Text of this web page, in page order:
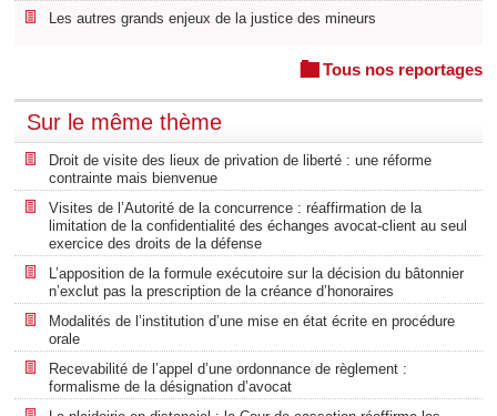
Les autres grands enjeux de la justice des mineurs
Tous nos reportages
Sur le même thème
Droit de visite des lieux de privation de liberté : une réforme
contrainte mais bienvenue
Visites de l’Autorité de la concurrence : réaffirmation de la
limitation de la confidentialité des échanges avocat-client au seul
exercice des droits de la défense
L’apposition de la formule exécutoire sur la décision du bâtonnier
n’exclut pas la prescription de la créance d’honoraires
Modalités de l’institution d’une mise en état écrite en procédure
orale
Recevabilité de l’appel d’une ordonnance de règlement :
formalisme de la désignation d’avocat